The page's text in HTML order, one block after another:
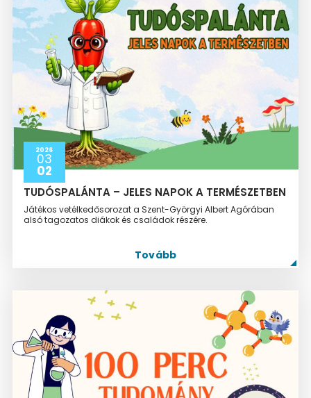
2026
03
02
TUDÓSPALÁNTA – JELES NAPOK A TERMÉSZETBEN
Játékos vetélkedősorozat a Szent-Györgyi Albert Agórában
alsó tagozatos diákok és családok részére.
Tovább